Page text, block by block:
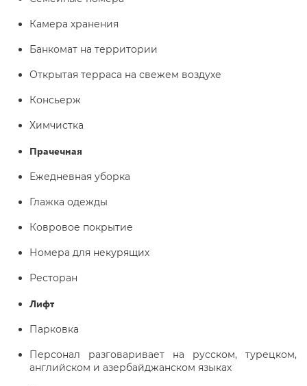
Камера хранения
Банкомат на территории
Открытая терраса на свежем воздухе
Консьерж
Химчистка
Прачечная
Ежедневная уборка
Глажка одежды
Ковровое покрытие
Номера для некурящих
Ресторан
Лифт
Парковка
Персонал разговаривает на русском, турецком,
английском и азербайджанском языках